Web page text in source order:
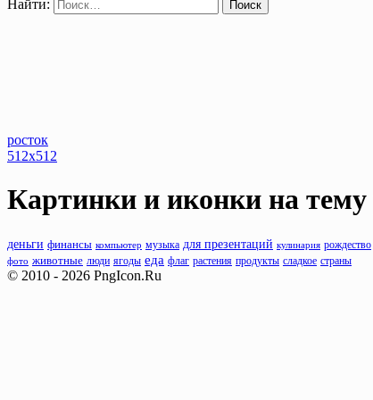
Найти:
росток
512x512
Картинки и иконки на тему
деньги финансы компьютер музыка для презентаций кулинария рождество
фото животные люди ягоды еда флаг растения продукты сладкое страны
© 2010 - 2026 PngIcon.Ru